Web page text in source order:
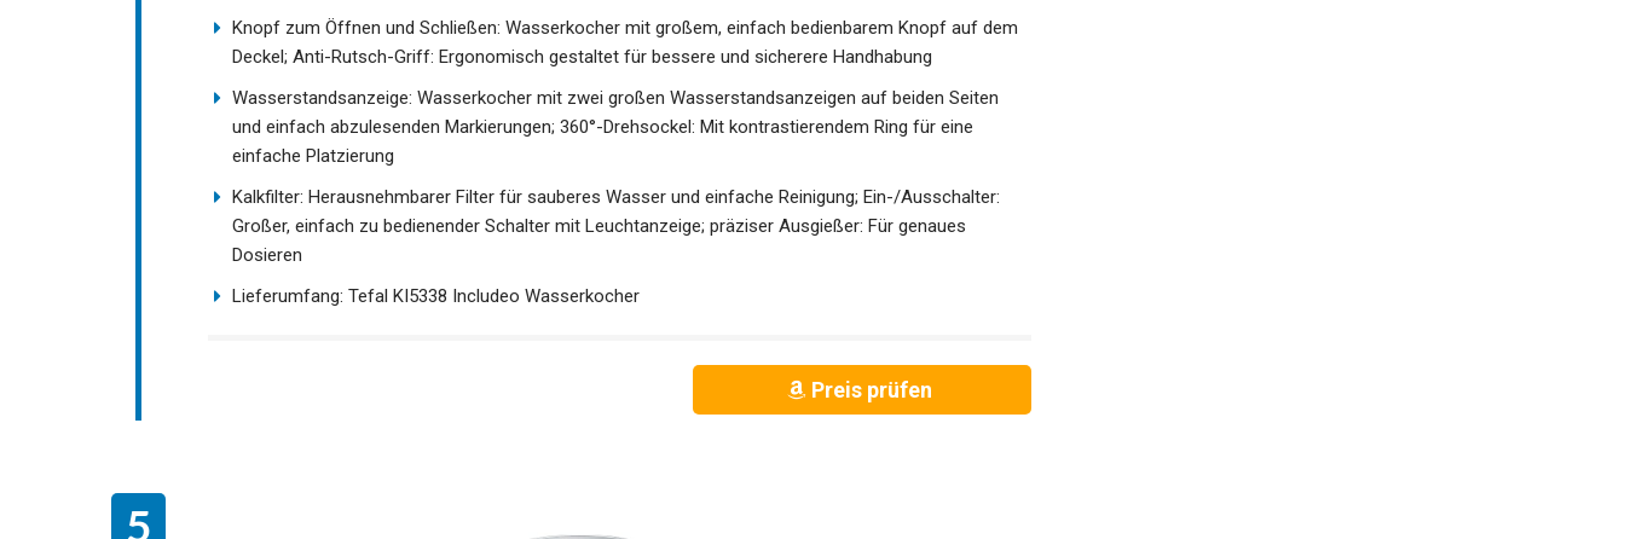
Knopf zum Öffnen und Schließen: Wasserkocher mit großem, einfach bedienbarem Knopf auf dem
Deckel; Anti-Rutsch-Griff: Ergonomisch gestaltet für bessere und sicherere Handhabung
Wasserstandsanzeige: Wasserkocher mit zwei großen Wasserstandsanzeigen auf beiden Seiten
und einfach abzulesenden Markierungen; 360°-Drehsockel: Mit kontrastierendem Ring für eine
einfache Platzierung
Kalkfilter: Herausnehmbarer Filter für sauberes Wasser und einfache Reinigung; Ein-/Ausschalter:
Großer, einfach zu bedienender Schalter mit Leuchtanzeige; präziser Ausgießer: Für genaues
Dosieren
Lieferumfang: Tefal KI5338 Includeo Wasserkocher
Preis prüfen